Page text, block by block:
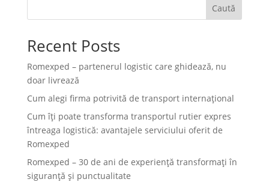
Caută
Recent Posts
Romexped – partenerul logistic care ghidează, nu
doar livrează
Cum alegi firma potrivită de transport internațional
Cum îți poate transforma transportul rutier expres
întreaga logistică: avantajele serviciului oferit de
Romexped
Romexped – 30 de ani de experiență transformați în
siguranță și punctualitate